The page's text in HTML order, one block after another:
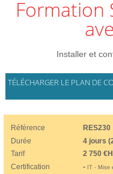
Formation Soyez autonome
Installer et
TÉLÉCHARGER LE PLAN DE
Référence
RES230
Durée
4 jours
Tarif
2 750
Certification
- IT - Mise